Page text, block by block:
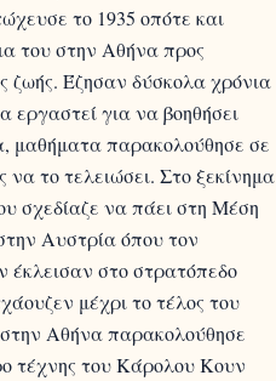
το 1935 οπότε και
του στην Αθήνα προς
ζωής. Έζησαν δύσκολα χρόνια
εργαστεί για να βοηθήσει
μαθήματα παρακολούθησε σε
να το τελειώσει. Στο ξεκίνημα
σχεδίαζε να πάει στη Μέση
Αυστρία όπου τον
έκλεισαν στο στρατόπεδο
μέχρι το τέλος του
Αθήνα παρακολούθησε
τέχνης του Κάρολου Κουν